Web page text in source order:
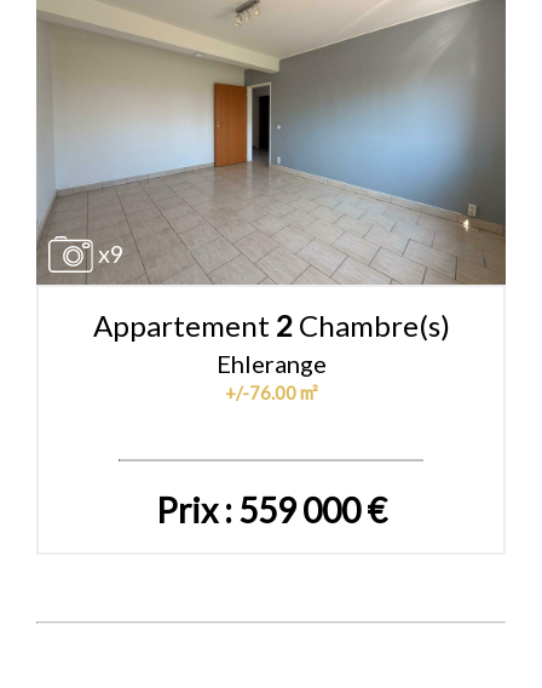
x9
Appartement 2Chambre(s)
Ehlerange
+/-76.00 m²
Prix : 559 000 €